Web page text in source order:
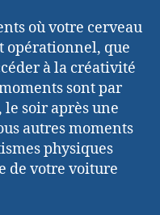
où votre cerveau
opérationnel, que
à la créativité
sont par
soir après une
autres moments
physiques
de votre voiture